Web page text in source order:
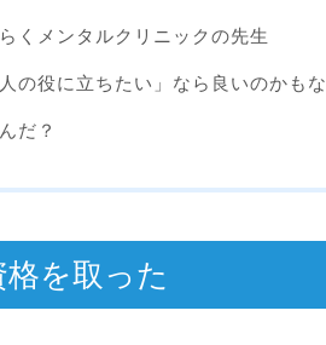
くメンタルクリニックの先生
の役に立ちたい」なら良いのかもな
だ？
を取った